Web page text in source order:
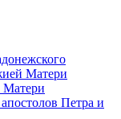
Матери
Матери
Петра и